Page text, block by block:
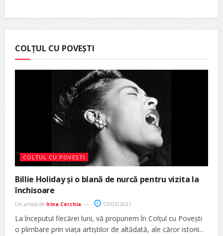
COLȚUL CU POVEȘTI
COLȚUL CU POVEȘTI
Billie Holiday și o blană de nurcă pentru vizita la
închisoare
Un articol de Irina Cerchia 03/03/2021
La începutul fiecărei luni, vă propunem în Colțul cu Povești
o plimbare prin viața artiștilor de altădată, ale căror istorii...